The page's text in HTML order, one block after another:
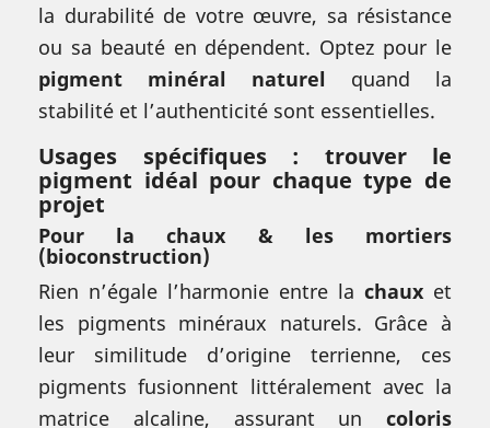
la durabilité de votre œuvre, sa résistance
ou sa beauté en dépendent. Optez pour le
pigment minéral naturel quand la
stabilité et l’authenticité sont essentielles.
Usages spécifiques : trouver le
pigment idéal pour chaque type de
projet
Pour la chaux & les mortiers
(bioconstruction)
Rien n’égale l’harmonie entre la chaux et
les pigments minéraux naturels. Grâce à
leur similitude d’origine terrienne, ces
pigments fusionnent littéralement avec la
matrice alcaline, assurant un coloris